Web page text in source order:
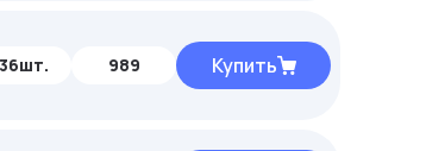
989 Купить